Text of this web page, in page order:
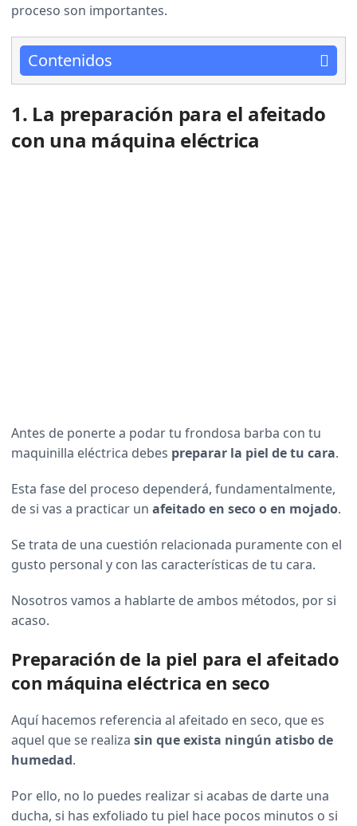
proceso son importantes.
Contenidos
1. La preparación para el afeitado
con una máquina eléctrica
Antes de ponerte a podar tu frondosa barba con tu
maquinilla eléctrica debes preparar la piel de tu cara.
Esta fase del proceso dependerá, fundamentalmente,
de si vas a practicar un afeitado en seco o en mojado.
Se trata de una cuestión relacionada puramente con el
gusto personal y con las características de tu cara.
Nosotros vamos a hablarte de ambos métodos, por si
acaso.
Preparación de la piel para el afeitado
con máquina eléctrica en seco
Aquí hacemos referencia al afeitado en seco, que es
aquel que se realiza sin que exista ningún atisbo de
humedad.
Por ello, no lo puedes realizar si acabas de darte una
ducha, si has exfoliado tu piel hace pocos minutos o si